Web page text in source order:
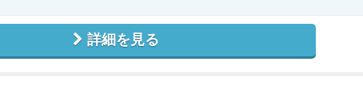
詳細を見る